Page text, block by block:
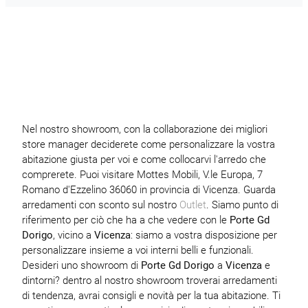
Nel nostro showroom, con la collaborazione dei migliori
store manager deciderete come personalizzare la vostra
abitazione giusta per voi e come collocarvi l'arredo che
comprerete. Puoi visitare Mottes Mobili, V.le Europa, 7
Romano d'Ezzelino 36060 in provincia di Vicenza. Guarda
arredamenti con sconto sul nostro Outlet. Siamo punto di
riferimento per ciò che ha a che vedere con le Porte Gd
Dorigo, vicino a Vicenza: siamo a vostra disposizione per
personalizzare insieme a voi interni belli e funzionali.
Desideri uno showroom di Porte Gd Dorigo a Vicenzae
dintorni? dentro al nostro showroom troverai arredamenti
di tendenza, avrai consigli e novità per la tua abitazione. Ti